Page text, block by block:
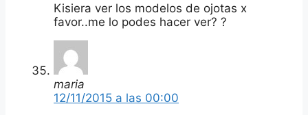
Kisiera ver los modelos de ojotas x
favor..me lo podes hacer ver? ?
maria
12/11/2015 a las 00:00